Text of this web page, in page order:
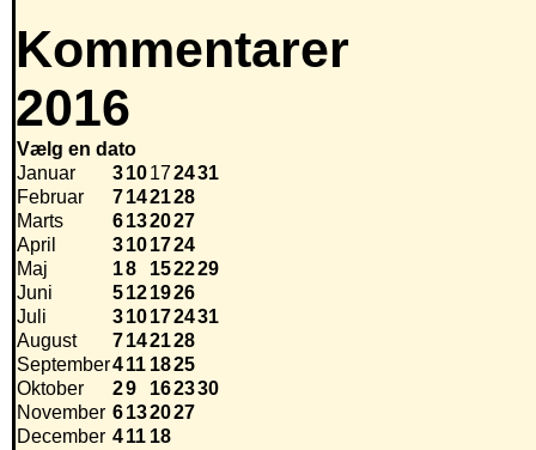
Kommentarer
2016
Vælg en dato
Januar
310172431
Februar
7142128
Marts
6132027
April
3101724
Maj
18 152229
Juni
5121926
Juli
310172431
August
7142128
September411 1825
Oktober
29 162330
November 6132027
December 411 18